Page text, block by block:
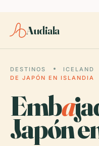
Audiala
DESTINOS ICELAND
DE JAPÓN EN ISLANDIA
Emba
Japón